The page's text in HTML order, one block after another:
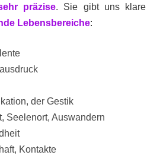
präzise. Sie gibt uns klare
Lebensbereiche:
der Gestik
Seelenort, Auswandern
Kontakte